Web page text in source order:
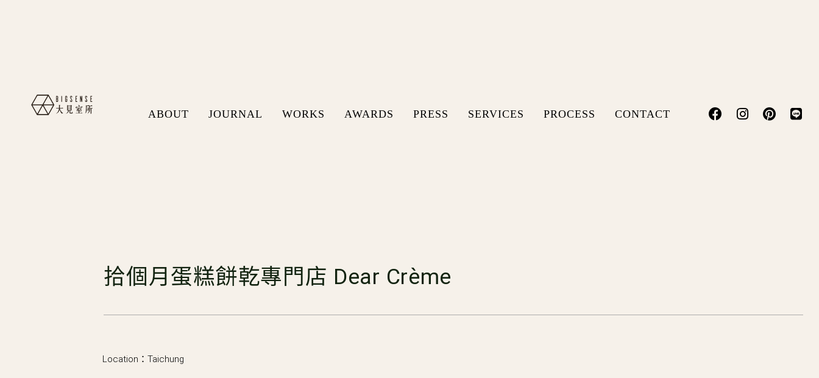
ABOUT JOURNAL WORKS AWARDS PRESS SERVICES PROCESS CONTACT
拾個月蛋糕餅乾專門店 Dear Crème
Location：Taichung